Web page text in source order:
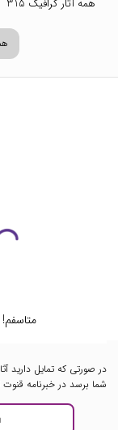
همه آثار گرافیک 315
در صورتی که تمایل دارید
شما برسد در خبرنامه